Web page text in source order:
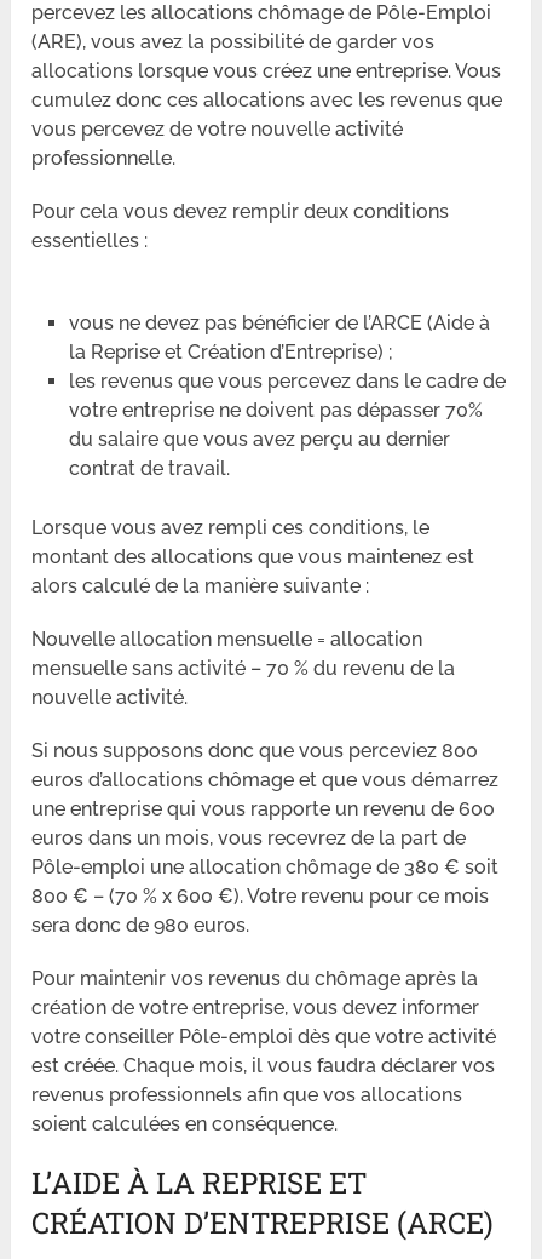
percevez les allocations chômage de Pôle-Emploi
(ARE), vous avez la possibilité de garder vos
allocations lorsque vous créez une entreprise. Vous
cumulez donc ces allocations avec les revenus que
vous percevez de votre nouvelle activité
professionnelle.
Pour cela vous devez remplir deux conditions
essentielles :
vous ne devez pas bénéficier de l’ARCE (Aide à
la Reprise et Création d’Entreprise) ;
les revenus que vous percevez dans le cadre de
votre entreprise ne doivent pas dépasser 70%
du salaire que vous avez perçu au dernier
contrat de travail.
Lorsque vous avez rempli ces conditions, le
montant des allocations que vous maintenez est
alors calculé de la manière suivante :
Nouvelle allocation mensuelle = allocation
mensuelle sans activité – 70 % du revenu de la
nouvelle activité.
Si nous supposons donc que vous perceviez 800
euros d’allocations chômage et que vous démarrez
une entreprise qui vous rapporte un revenu de 600
euros dans un mois, vous recevrez de la part de
Pôle-emploi une allocation chômage de 380 € soit
800 € – (70 % x 600 €). Votre revenu pour ce mois
sera donc de 980 euros.
Pour maintenir vos revenus du chômage après la
création de votre entreprise, vous devez informer
votre conseiller Pôle-emploi dès que votre activité
est créée. Chaque mois, il vous faudra déclarer vos
revenus professionnels afin que vos allocations
soient calculées en conséquence.
L’AIDE À LA REPRISE ET
CRÉATION D’ENTREPRISE (ARCE)